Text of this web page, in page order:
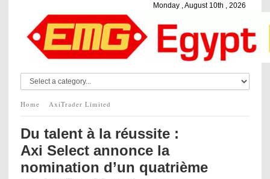
Monday , August 10th , 2026
Home AxiTrader Limited
Du talent à la réussite :
Axi Select annonce la
nomination d’un quatrième